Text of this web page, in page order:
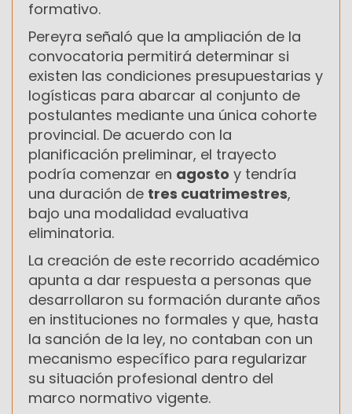
formativo.
Pereyra señaló que la ampliación de la
convocatoria permitirá determinar si
existen las condiciones presupuestarias y
logísticas para abarcar al conjunto de
postulantes mediante una única cohorte
provincial. De acuerdo con la
planificación preliminar, el trayecto
podría comenzar en agosto y tendría
una duración de tres cuatrimestres,
bajo una modalidad evaluativa
eliminatoria.
La creación de este recorrido académico
apunta a dar respuesta a personas que
desarrollaron su formación durante años
en instituciones no formales y que, hasta
la sanción de la ley, no contaban con un
mecanismo específico para regularizar
su situación profesional dentro del
marco normativo vigente.